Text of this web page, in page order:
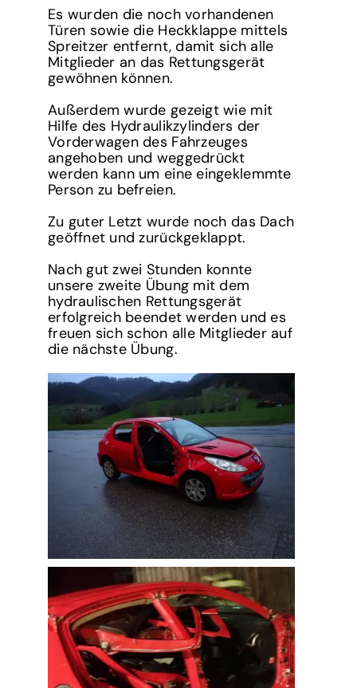
Es wurden die noch vorhandenen
Türen sowie die Heckklappe mittels
Spreitzer entfernt, damit sich alle
Mitglieder an das Rettungsgerät
gewöhnen können.
Außerdem wurde gezeigt wie mit
Hilfe des Hydraulikzylinders der
Vorderwagen des Fahrzeuges
angehoben und weggedrückt
werden kann um eine eingeklemmte
Person zu befreien.
Zu guter Letzt wurde noch das Dach
geöffnet und zurückgeklappt.
Nach gut zwei Stunden konnte
unsere zweite Übung mit dem
hydraulischen Rettungsgerät
erfolgreich beendet werden und es
freuen sich schon alle Mitglieder auf
die nächste Übung.